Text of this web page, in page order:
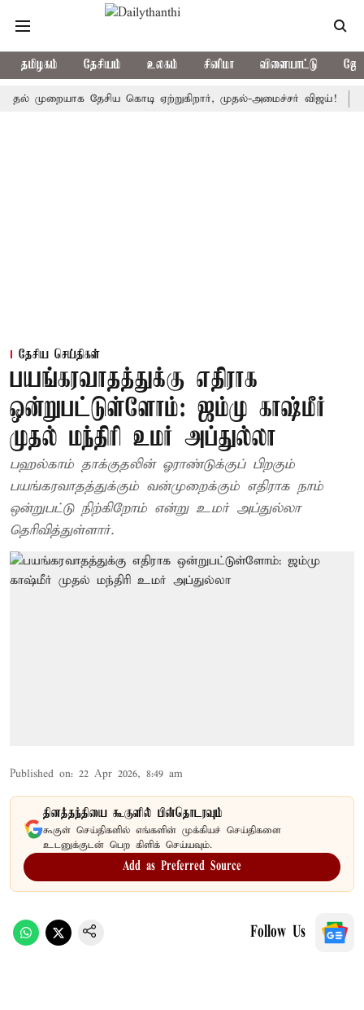
தமிழகம் தேசியம் உலகம் சினிமா விளையாட்டு
தேசிய கொடி ஏற்றுகிறார், முதல்-அமைச்சர் விஜய்!
தேசிய செய்திகள்
பயங்கரவாதத்துக்கு எதிராக
ஒன்றுபட்டுள்ளோம்: ஜம்மு காஷ்மீர்
முதல் மந்திரி உமர் அப்துல்லா
பஹல்காம் தாக்குதலின் ஓராண்டுக்குப் பிறகும்
பயங்கரவாதத்துக்கும் வன்முறைக்கும் எதிராக நாம்
ஒன்றுபட்டு நிற்கிறோம் என்று உமர் அப்துல்லா
தெரிவித்துள்ளார்.
Published on: 22 Apr 2026, 8:49 am
தினத்தந்தியை கூகுளில் பின்தொடரவும்
கூகுள் செய்திகளில் எங்களின் முக்கியச் செய்திகளை
உடனுக்குடன் பெற கிளிக் செய்யவும்.
Add as Preferred Source
Follow Us